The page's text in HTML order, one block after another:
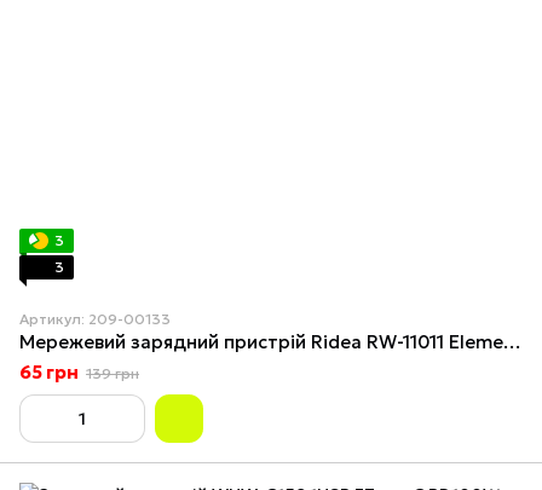
3
3
Артикул: 209-00133
Мережевий зарядний пристрій Ridea RW-11011 Element 2.1 A 10.5W Білий
65 грн 139 грн